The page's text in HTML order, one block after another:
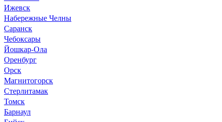
Ижевск
Набережные Челны
Саранск
Чебоксары
Йошкар-Ола
Оренбург
Орск
Магнитогорск
Стерлитамак
Томск
Барнаул